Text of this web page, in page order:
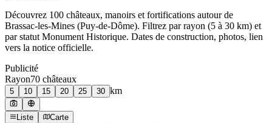
Découvrez 100 châteaux, manoirs et fortifications autour de
Brassac-les-Mines (Puy-de-Dôme). Filtrez par rayon (5 à 30 km) et
par statut Monument Historique. Dates de construction, photos, lien
vers la notice officielle.
Publicité
Rayon70 châteaux
5 10 15 20 25 30 km
Liste Carte